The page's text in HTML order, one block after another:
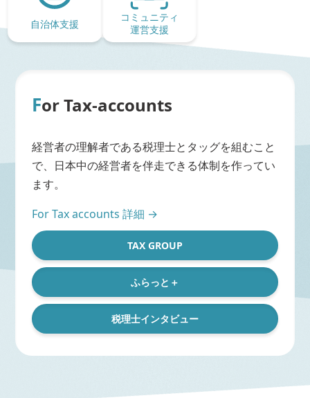
自治体支援
コミュニティ
運営支援
For Tax-accounts
経営者の理解者である税理士とタッグを組むこと
で、日本中の経営者を伴走できる体制を作ってい
ます。
For Tax accounts 詳細 →
TAX GROUP
ふらっと＋
税理士インタビュー